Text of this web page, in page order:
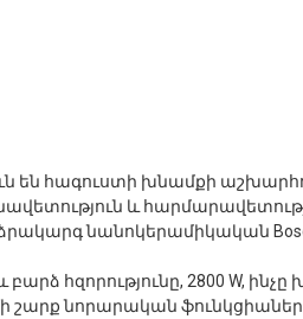
են հագուստի խնամքի
և
նանոկերամիկական
հզորությունը, 2800 W, ինչը
նորարական